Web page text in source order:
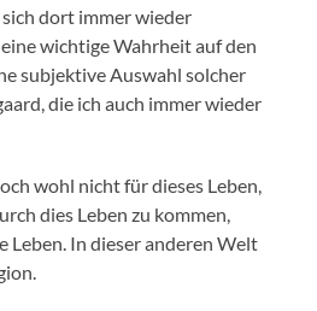
sich dort immer wieder
wichtige Wahrheit auf den
subjektive Auswahl solcher
die ich auch immer wieder
wohl nicht für dieses Leben,
dies Leben zu kommen,
Leben. In dieser anderen Welt